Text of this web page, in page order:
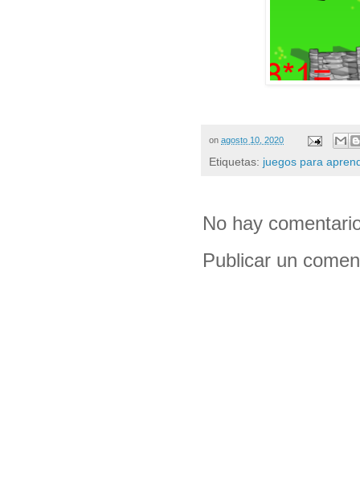
on agosto 10, 2020
Etiquetas: juegos para
No hay
Publicar un